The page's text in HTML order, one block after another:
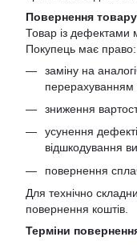
Повернення товару
Товар із дефектами
Покупець має право:
заміну на
перерахуванням
зниження
усунення
відшкодування
повернення
Для технічно
повернення коштів.
Терміни